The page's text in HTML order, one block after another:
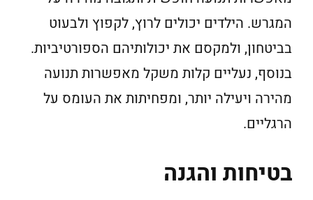
המגרש. הילדים יכולים לרוץ, לקפוץ ולבעוט
בביטחון, ולמקסם את יכולותיהם הספורטיביות.
בנוסף, נעליים קלות משקל מאפשרות תנועה
מהירה ויעילה יותר, ומפחיתות את העומס על
הרגליים.
בטיחות והגנה